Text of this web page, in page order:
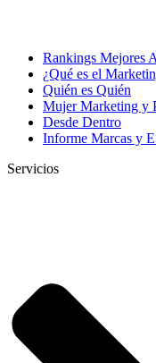
Rankings Mejores
¿Qué es el
Quién es Quién
Mujer Marketing y
Desde Dentro
Informe Marcas y
Servicios